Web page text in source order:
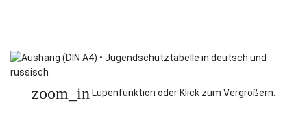
zoom_in Lupenfunktion oder Klick zum Vergrößern.